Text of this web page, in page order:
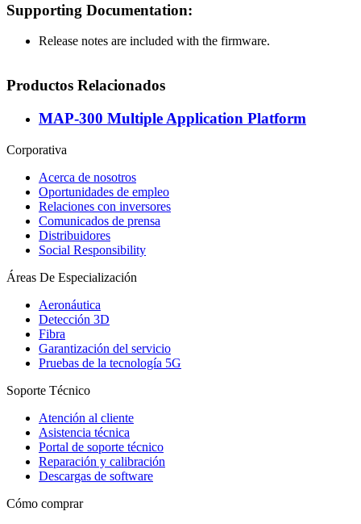
Supporting Documentation:
Release notes are included with the firmware.
Productos Relacionados
MAP-300 Multiple Application Platform
Corporativa
Acerca de nosotros
Oportunidades de empleo
Relaciones con inversores
Comunicados de prensa
Distribuidores
Social Responsibility
Áreas De Especialización
Aeronáutica
Detección 3D
Fibra
Garantización del servicio
Pruebas de la tecnología 5G
Soporte Técnico
Atención al cliente
Asistencia técnica
Portal de soporte técnico
Reparación y calibración
Descargas de software
Cómo comprar